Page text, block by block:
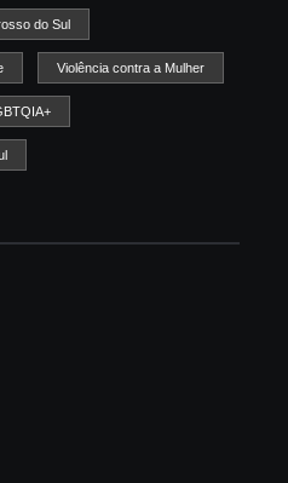
do Sul
Violência contra a Mulher